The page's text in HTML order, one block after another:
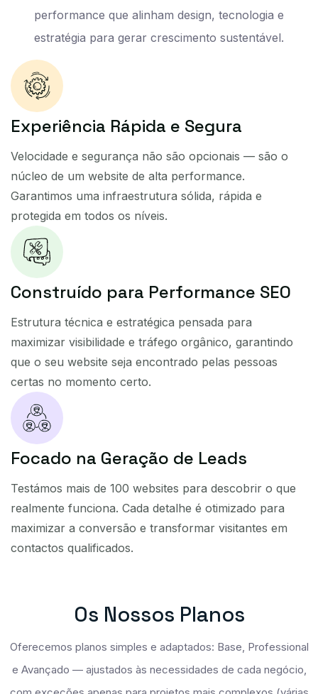
performance que alinham design, tecnologia e
estratégia para gerar crescimento sustentável.
Experiência Rápida e Segura
Velocidade e segurança não são opcionais — são o
núcleo de um website de alta performance.
Garantimos uma infraestrutura sólida, rápida e
protegida em todos os níveis.
Construído para Performance SEO​
Estrutura técnica e estratégica pensada para
maximizar visibilidade e tráfego orgânico, garantindo
que o seu website seja encontrado pelas pessoas
certas no momento certo.
Focado na Geração de Leads
Testámos mais de 100 websites para descobrir o que
realmente funciona. Cada detalhe é otimizado para
maximizar a conversão e transformar visitantes em
contactos qualificados.
OS NOSSOS PLANOS
Oferecemos planos simples e adaptados: Base, Professional
e Avançado — ajustados às necessidades de cada negócio,